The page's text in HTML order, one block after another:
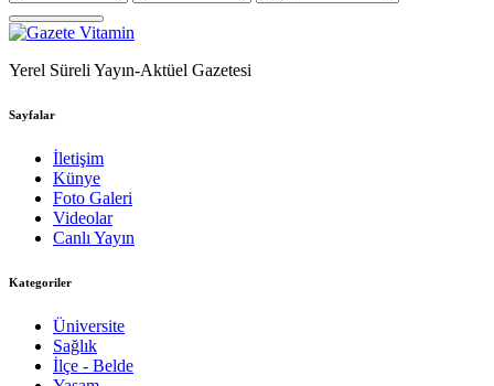
Yerel Süreli Yayın-Aktüel Gazetesi
Sayfalar
İletişim
Künye
Foto Galeri
Videolar
Canlı Yayın
Kategoriler
Üniversite
Sağlık
İlçe - Belde